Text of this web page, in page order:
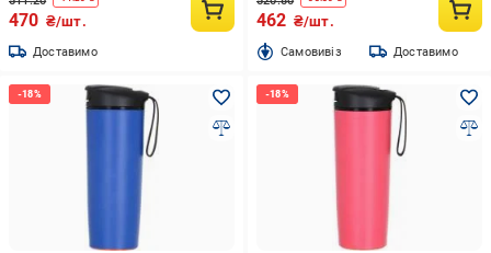
470 ₴/шт.
Доставимо
462 ₴/шт.
Cамовивіз Доставимо